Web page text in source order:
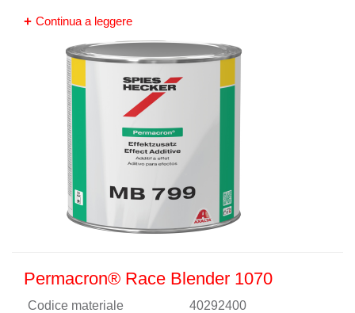
Continua a leggere
Permacron® Race Blender 1070
Codice materiale 40292400